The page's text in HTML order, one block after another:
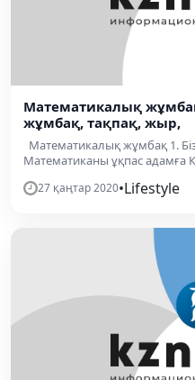
Математикалық
жұмбақ, тақпақ, жыр,
Математикалық жұмбақ 1.
Математиканы ұқпас адамға
27 қаңтар 2020•Lifestyle